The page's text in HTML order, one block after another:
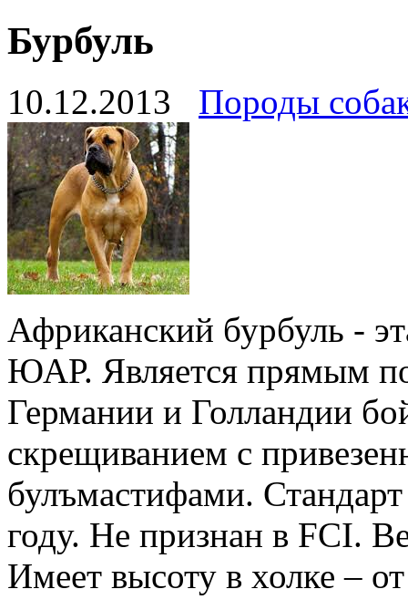
Бурбуль
10.12.2013 Породы
Африканский бурбуль -
ЮАР. Является прямым
Германии и Голландии
скрещиванием с
булъмастифами.
году. Не признан в FCI.
Имеет высоту в холке –